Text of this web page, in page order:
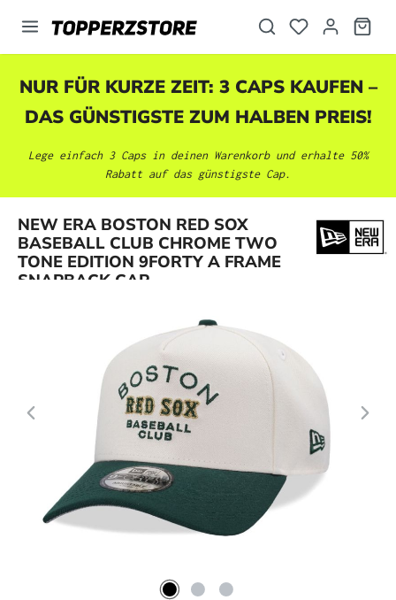
springen
NUR FÜR KURZE ZEIT: 3 CAPS KAUFEN –
DAS GÜNSTIGSTE ZUM HALBEN PREIS!
Lege einfach 3 Caps in deinen Warenkorb und erhalte 50%
Rabatt auf das günstigste Cap.
NEW ERA BOSTON RED SOX
BASEBALL CLUB CHROME TWO
TONE EDITION 9FORTY A FRAME
SNAPBACK CAP
Bildergalerie überspringen